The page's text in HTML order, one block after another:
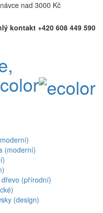
nad 3000 Kč
kontakt +420 608 449 590
(moderní)
(přírodní)
(design)